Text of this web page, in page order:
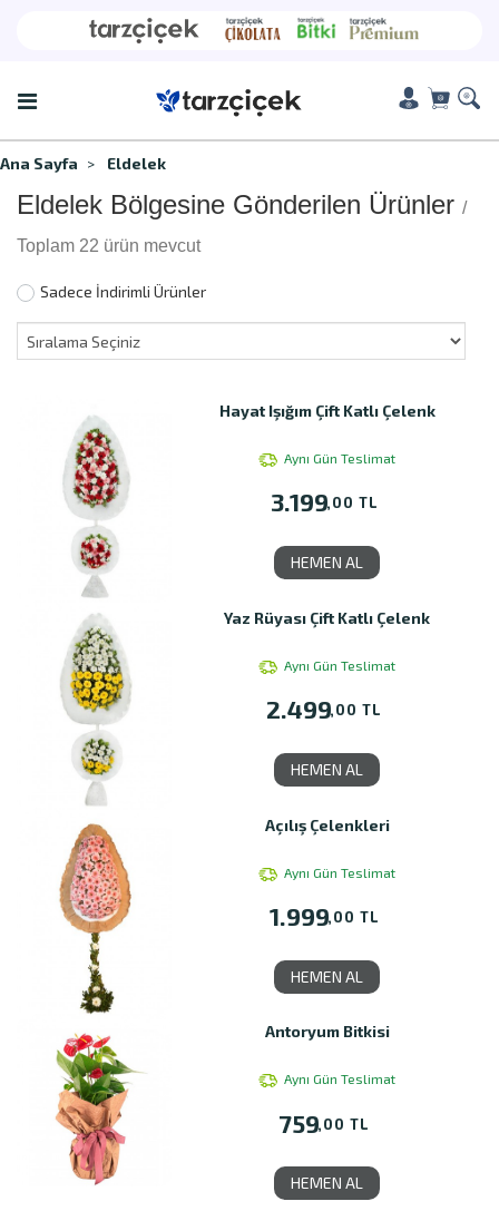
Ana Sayfa Eldelek
Eldelek Bölgesine Gönderilen Ürünler /
Toplam 22 ürün mevcut
Sadece İndirimli Ürünler
Hayat Işığım Çift Katlı Çelenk
Aynı Gün Teslimat
3.199,00 TL
HEMEN AL
Yaz Rüyası Çift Katlı Çelenk
Aynı Gün Teslimat
2.499,00 TL
HEMEN AL
Açılış Çelenkleri
Aynı Gün Teslimat
1.999,00 TL
HEMEN AL
Antoryum Bitkisi
Aynı Gün Teslimat
759,00 TL
HEMEN AL